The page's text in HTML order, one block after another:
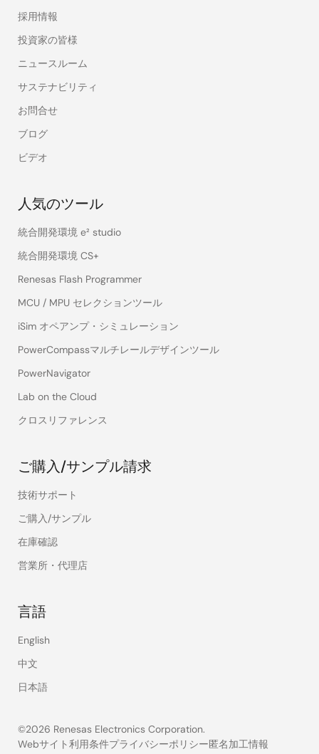
採用情報
投資家の皆様
ニュースルーム
サステナビリティ
お問合せ
ブログ
ビデオ
人気のツール
統合開発環境 e² studio
統合開発環境 CS+
Renesas Flash Programmer
MCU / MPU セレクションツール
iSim オペアンプ・シミュレーション
PowerCompassマルチレールデザインツール
PowerNavigator
Lab on the Cloud
クロスリファレンス
ご購入/サンプル請求
技術サポート
ご購入/サンプル
在庫確認
営業所・代理店
言語
English
中文
日本語
©2026 Renesas Electronics Corporation.
Webサイト利用条件プライバシーポリシー匿名加工情報